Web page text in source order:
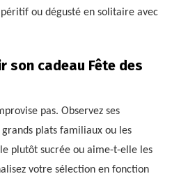
ou dégusté en solitaire avec
son cadeau Fête des
pas. Observez ses
plats familiaux ou les
plutôt sucrée ou aime-t-elle les
votre sélection en fonction